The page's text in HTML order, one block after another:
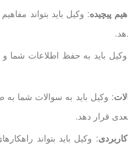
پیچیده: وکیل باید بتواند
باید به حفظ اطلاعات شما
: وکیل باید به سوالات شما
قرار دهد.
: وکیل باید بتواند